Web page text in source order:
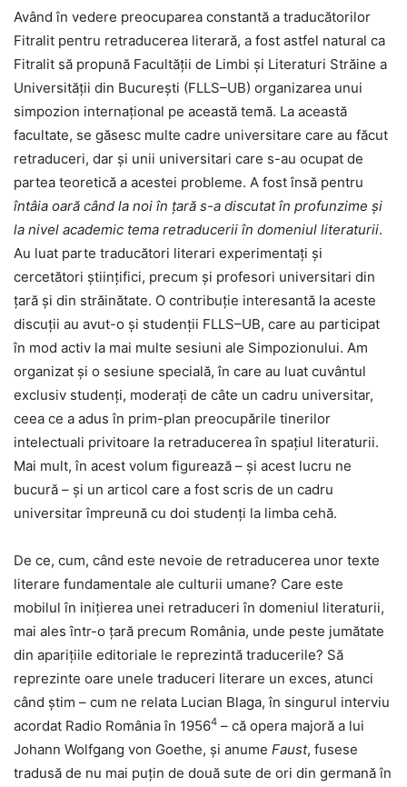
Având în vedere preocuparea constantă a traducătorilor
Fitralit pentru retraducerea literară, a fost astfel natural ca
Fitralit să propună Facultății de Limbi și Literaturi Străine a
Universității din București (FLLS–UB) organizarea unui
simpozion internațional pe această temă. La această
facultate, se găsesc multe cadre universitare care au făcut
retraduceri, dar și unii universitari care s-au ocupat de
partea teoretică a acestei probleme. A fost însă pentru
întâia oară când la noi în țară s-a discutat în profunzime și
la nivel academic tema retraducerii în domeniul literaturii.
Au luat parte traducători literari experimentați și
cercetători științifici, precum și profesori universitari din
țară și din străinătate. O contribuție interesantă la aceste
discuții au avut-o și studenții FLLS–UB, care au participat
în mod activ la mai multe sesiuni ale Simpozionului. Am
organizat și o sesiune specială, în care au luat cuvântul
exclusiv studenți, moderați de câte un cadru universitar,
ceea ce a adus în prim-plan preocupările tinerilor
intelectuali privitoare la retraducerea în spațiul literaturii.
Mai mult, în acest volum figurează – și acest lucru ne
bucură – și un articol care a fost scris de un cadru
universitar împreună cu doi studenți la limba cehă.
De ce, cum, când este nevoie de retraducerea unor texte
literare fundamentale ale culturii umane? Care este
mobilul în inițierea unei retraduceri în domeniul literaturii,
mai ales într-o țară precum România, unde peste jumătate
din aparițiile editoriale le reprezintă traducerile? Să
reprezinte oare unele traduceri literare un exces, atunci
când știm – cum ne relata Lucian Blaga, în singurul interviu
acordat Radio România în 19564 – că opera majoră a lui
Johann Wolfgang von Goethe, și anume Faust, fusese
tradusă de nu mai puțin de două sute de ori din germană în